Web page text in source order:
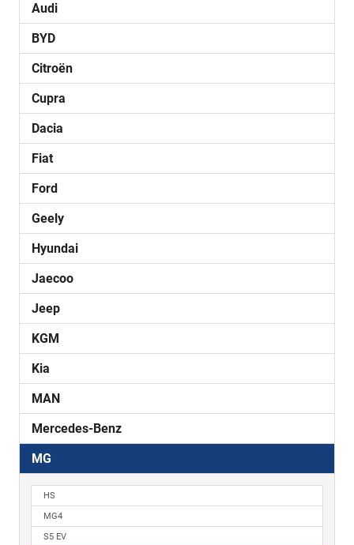
Audi
BYD
Citroën
Cupra
Dacia
Fiat
Ford
Geely
Hyundai
Jaecoo
Jeep
KGM
Kia
MAN
Mercedes-Benz
MG
HS
MG4
S5 EV